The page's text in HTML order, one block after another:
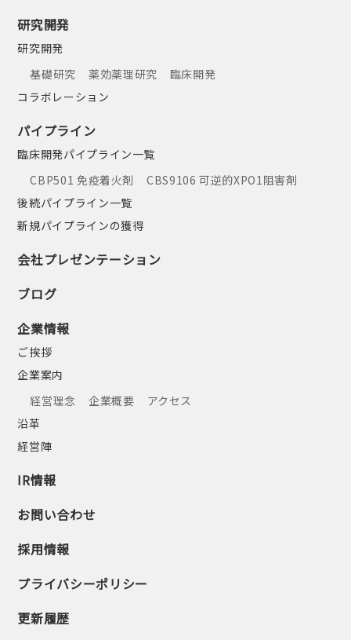
研究開発
研究開発
基礎研究
薬効薬理研究
臨床開発
コラボレーション
パイプライン
臨床開発パイプライン一覧
CBP501 免疫着火剤
CBS9106 可逆的XPO1阻害剤
後続パイプライン一覧
新規パイプラインの獲得
会社プレゼンテーション
ブログ
企業情報
ご挨拶
企業案内
経営理念
企業概要
アクセス
沿革
経営陣
IR情報
お問い合わせ
採用情報
プライバシーポリシー
更新履歴